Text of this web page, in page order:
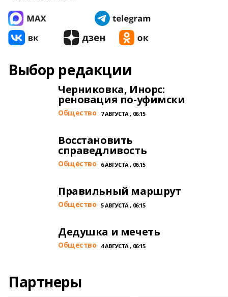
Выбор редакции
Черниковка, Инорс:
реновация по-уфимски
Общество 7 АВГУСТА , 06:15
Восстановить
справедливость
Общество 6 АВГУСТА , 06:15
Правильный маршрут
Общество 5 АВГУСТА , 06:15
Дедушка и мечеть
Общество 4 АВГУСТА , 06:15
Партнеры